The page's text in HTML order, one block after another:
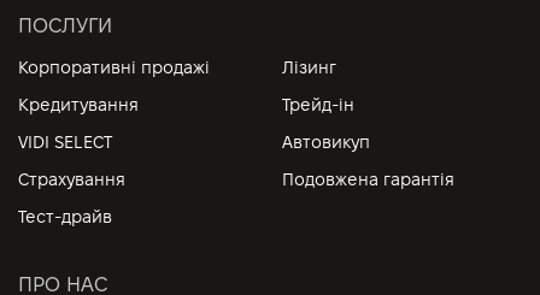
ПОСЛУГИ
Корпоративні продажі
Лізинг
Кредитування
Трейд-ін
VIDI SELECT
Автовикуп
Страхування
Подовжена гарантія
Тест-драйв
ПРО НАС